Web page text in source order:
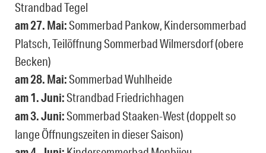
Strandbad Tegel
am 27. Mai:Sommerbad Pankow, Kindersommerbad
Platsch, Teilöffnung Sommerbad Wilmersdorf (obere
Becken)
am 28. Mai:Sommerbad Wuhlheide
am 1. Juni:Strandbad Friedrichhagen
am 3. Juni:Sommerbad Staaken-West (doppelt so
lange Öffnungszeiten in dieser Saison)